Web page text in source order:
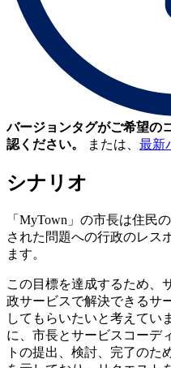
バージョンタグがご希望の
認ください。
または、 最新
シナリオ
「MyTown」の市長は住民
された問題への行政のレス
ます。
この目標を達成するため、
政サービスで解決できるサ
してもらいたいと考えてい
に、市長とサービスコーデ
トの提出、検討、完了のた